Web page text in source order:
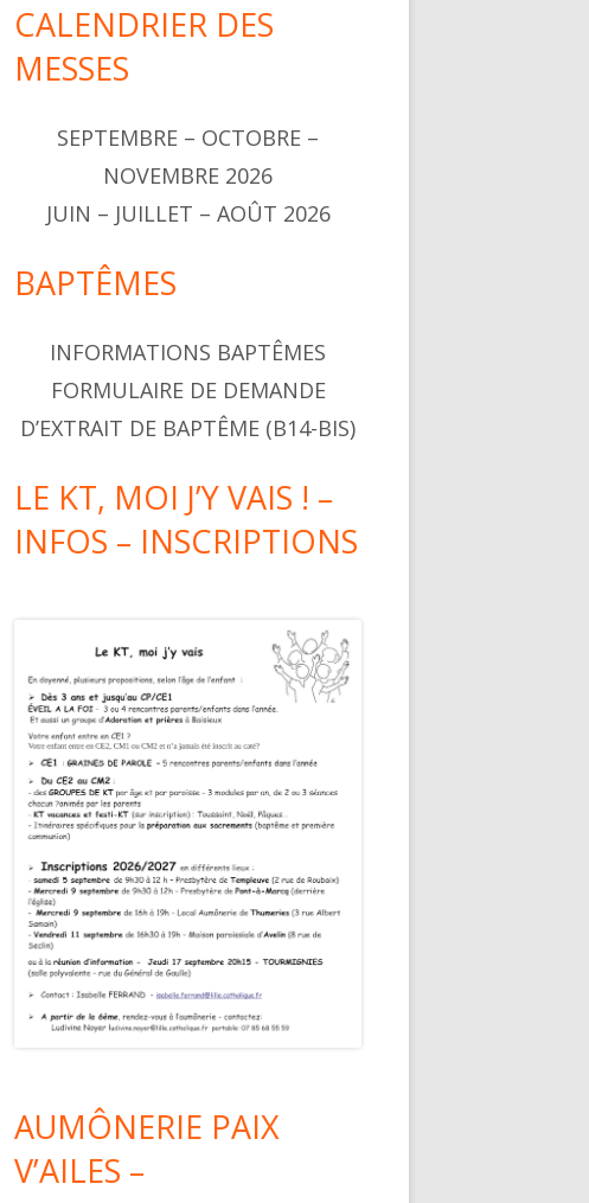
CALENDRIER DES
MESSES
SEPTEMBRE – OCTOBRE –
NOVEMBRE 2026
JUIN – JUILLET – AOÛT 2026
BAPTÊMES
INFORMATIONS BAPTÊMES
FORMULAIRE DE DEMANDE
D’EXTRAIT DE BAPTÊME (B14-BIS)
LE KT, MOI J’Y VAIS ! –
INFOS – INSCRIPTIONS
AUMÔNERIE PAIX
V’AILES –